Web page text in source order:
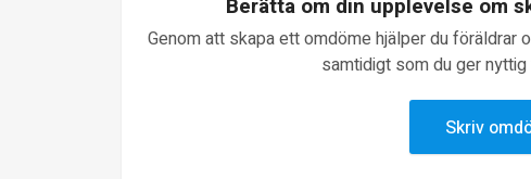
Berätta om din upplevelse om
Genom att skapa ett omdöme hjälper du föräldrar
samtidigt som du ger
Skriv